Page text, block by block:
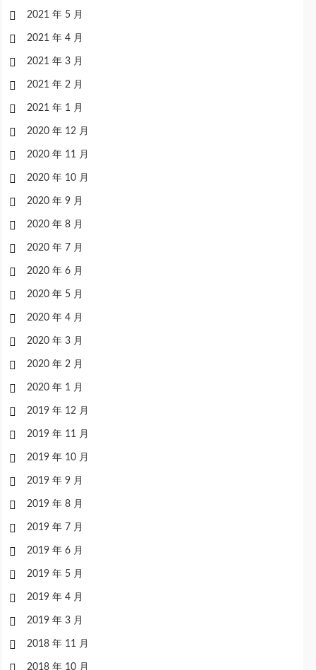
2021 年 5 月
2021 年 4 月
2021 年 3 月
2021 年 2 月
2021 年 1 月
2020 年 12 月
2020 年 11 月
2020 年 10 月
2020 年 9 月
2020 年 8 月
2020 年 7 月
2020 年 6 月
2020 年 5 月
2020 年 4 月
2020 年 3 月
2020 年 2 月
2020 年 1 月
2019 年 12 月
2019 年 11 月
2019 年 10 月
2019 年 9 月
2019 年 8 月
2019 年 7 月
2019 年 6 月
2019 年 5 月
2019 年 4 月
2019 年 3 月
2018 年 11 月
2018 年 10 月